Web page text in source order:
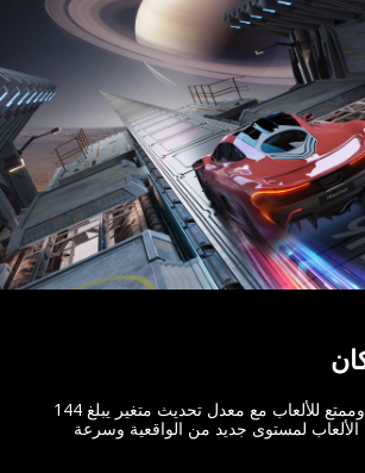
استمتع بأداء سلس وممتع للألعاب مع معدل تحديث متغير يبلغ 144
لمستوى جديد من الواقعية وسرعة